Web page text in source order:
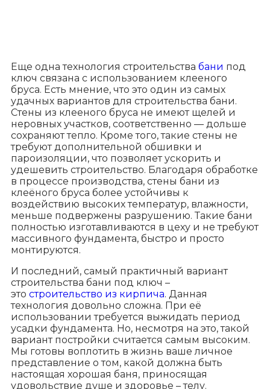
Еще одна технология строительства бани под
ключ связана с использованием клееного
бруса. Есть мнение, что это один из самых
удачных вариантов для строительства бани.
Стены из клееного бруса не имеют щелей и
неровных участков, соответственно — дольше
сохраняют тепло. Кроме того, такие стены не
требуют дополнительной обшивки и
пароизоляции, что позволяет ускорить и
удешевить строительство. Благодаря обработке
в процессе производства, стены бани из
клеёного бруса более устойчивы к
воздействию высоких температур, влажности,
меньше подвержены разрушению. Такие бани
полностью изготавливаются в цеху и не требуют
массивного фундамента, быстро и просто
монтируются.
И последний, самый практичный вариант
строительства бани под ключ –
это строительство из кирпича. Данная
технология довольно сложна. При её
использовании требуется выжидать период
усадки фундамента. Но, несмотря на это, такой
вариант постройки считается самым высоким.
Мы готовы воплотить в жизнь ваше личное
представление о том, какой должна быть
настоящая хорошая баня, приносящая
удовольствие душе и здоровье – телу.